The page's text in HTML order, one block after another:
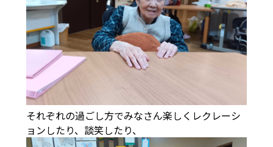
それぞれの過ごし方でみなさん楽しくレクレーシ
ョンしたり、談笑したり、